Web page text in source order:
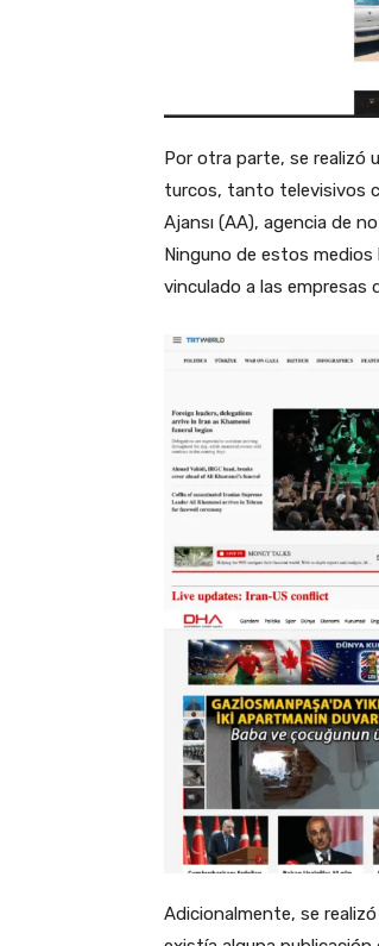
Por otra parte, se realizó
turcos, tanto televisivos
Ajansı (AA), agencia de
Ninguno de estos
vinculado a las empresas
Adicionalmente, se